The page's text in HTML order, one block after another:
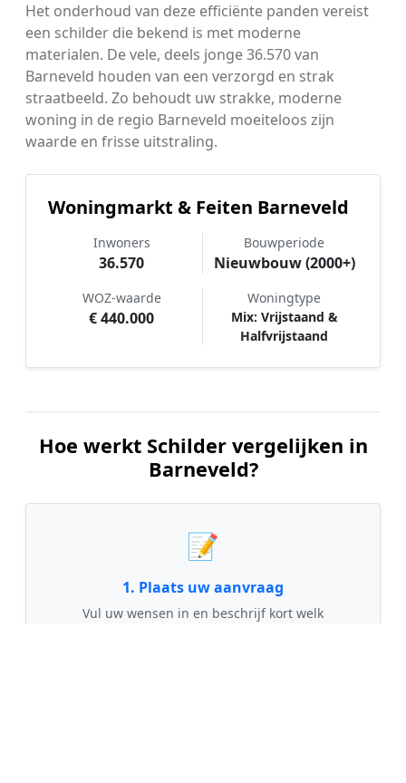
Het onderhoud van deze efficiënte panden vereist
een schilder die bekend is met moderne
materialen. De vele, deels jonge 36.570 van
Barneveld houden van een verzorgd en strak
straatbeeld. Zo behoudt uw strakke, moderne
woning in de regio Barneveld moeiteloos zijn
waarde en frisse uitstraling.
Woningmarkt & Feiten Barneveld
Inwoners
36.570
Bouwperiode
Nieuwbouw (2000+)
WOZ-waarde
€ 440.000
Woningtype
Mix: Vrijstaand &
Halfvrijstaand
Hoe werkt Schilder vergelijken in
Barneveld?
📝
1. Plaats uw aanvraag
Vul uw wensen in en beschrijf kort welk